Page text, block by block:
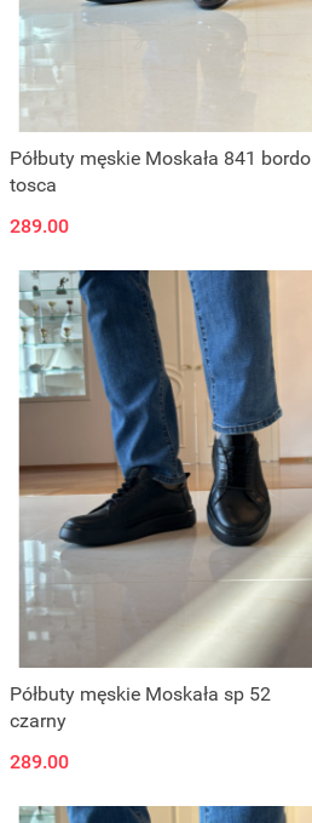
Półbuty męskie Moskała 841 bordo
tosca
289.00
Półbuty męskie Moskała sp 52
czarny
289.00